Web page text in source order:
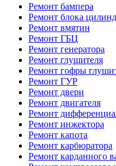
Ремонт бампера
Ремонт блока
Ремонт вмятин
Ремонт ГБЦ
Ремонт генератора
Ремонт глушителя
Ремонт гофры
Ремонт ГУР
Ремонт двери
Ремонт двигателя
Ремонт
Ремонт инжектора
Ремонт капота
Ремонт карбюратора
Ремонт карданного